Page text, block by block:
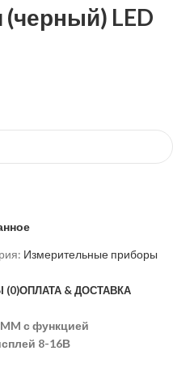
LED
Измерительные приборы
(0)ОПЛАТА & ДОСТАВКА
с функцией
8-16В